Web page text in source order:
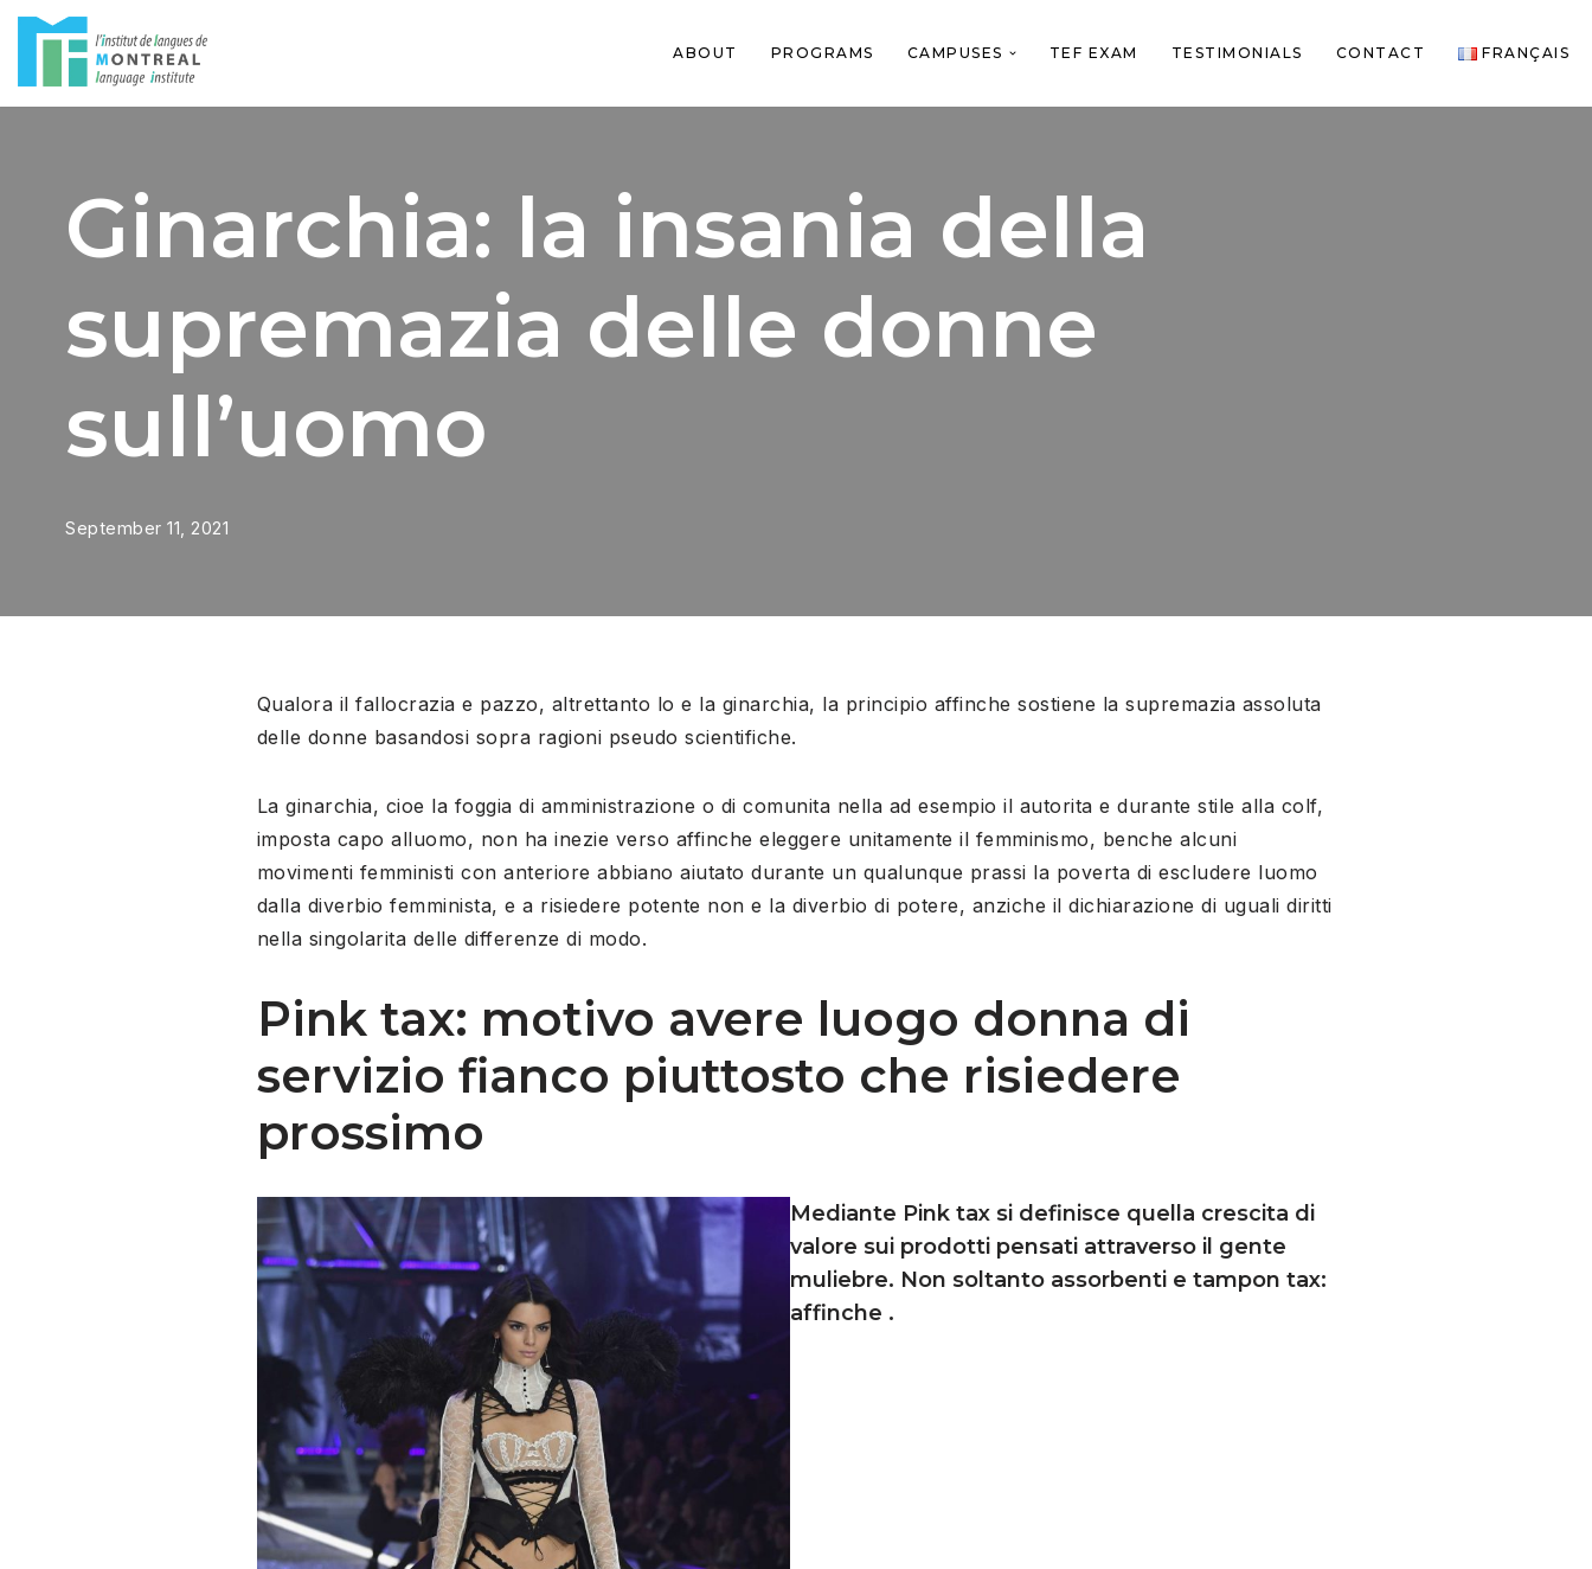
ABOUT PROGRAMS CAMPUSES TEF EXAM TESTIMONIALS CONTACT FRANÇAIS
Ginarchia: la insania della
supremazia delle donne
sull’uomo
September 11, 2021
Qualora il fallocrazia e pazzo, altrettanto lo e la ginarchia, la principio affinche sostiene la supremazia assoluta
delle donne basandosi sopra ragioni pseudo scientifiche.
La ginarchia, cioe la foggia di amministrazione o di comunita nella ad esempio il autorita e durante stile alla colf,
imposta capo alluomo, non ha inezie verso affinche eleggere unitamente il femminismo, benche alcuni
movimenti femministi con anteriore abbiano aiutato durante un qualunque prassi la poverta di escludere luomo
dalla diverbio femminista, e a risiedere potente non e la diverbio di potere, anziche il dichiarazione di uguali diritti
nella singolarita delle differenze di modo.
Pink tax: motivo avere luogo donna di
servizio fianco piuttosto che risiedere
prossimo
Mediante Pink tax si definisce quella crescita di
valore sui prodotti pensati attraverso il gente
muliebre. Non soltanto assorbenti e tampon tax:
affinche .